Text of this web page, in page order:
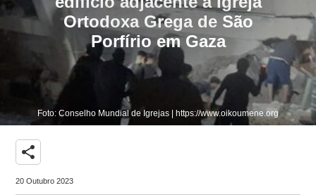
Ortodoxa Grega de São
Porfírio em Gaza
Foto: Conselho Mundial de Igrejas | https://www.oikoumene.org
share
20 Outubro 2023